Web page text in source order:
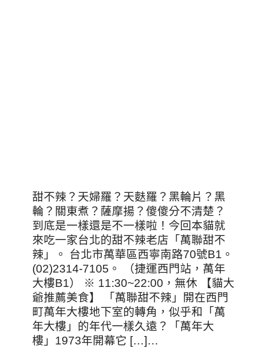
甜不辣？天婦羅？天麩羅？黑輪片？黑
輪？關東煮？薩摩揚？傻傻分不清楚？
到底是一樣還是不一樣啦！今回本貓就
來吃一家台北的甜不辣老店「萬聯甜不
辣」。 台北市萬華區西寧南路70號B1。
(02)2314-7105。 （捷運西門站，萬年
大樓B1） ※ 11:30~22:00，無休 【貓大
爺推薦美食】 「萬聯甜不辣」開在西門
町萬年大樓地下室的轉角，似乎和「萬
年大樓」的年代一樣久遠？「萬年大
樓」1973年開幕它 […]…